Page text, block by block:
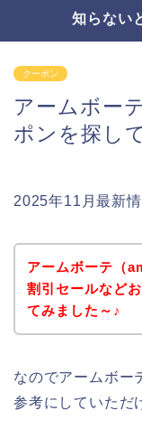
知らない
クーポン
アームボー
ポンを探し
2025年11月最新
アームボーテ（
割引セールなど
てみました～♪
なのでアームボー
参考にしていただ